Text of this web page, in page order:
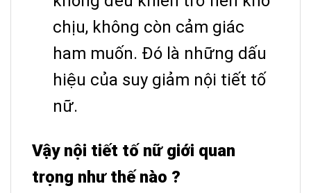
chịu, không còn cảm giác
ham muốn. Đó là những dấu
hiệu của suy giảm nội tiết tố
nữ.
Vậy nội tiết tố nữ giới quan
trọng như thế nào ?